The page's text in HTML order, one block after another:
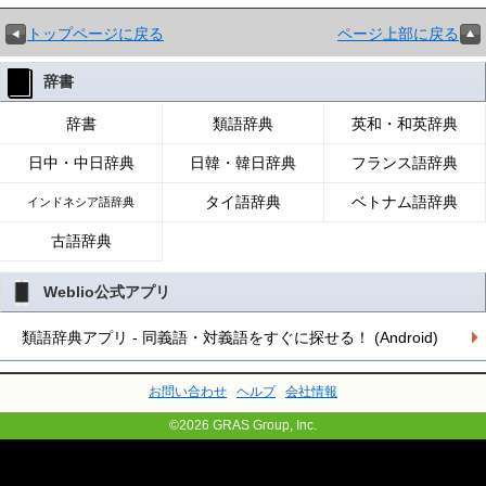
トップページに戻る ページ上部に戻る
辞書
辞書 類語辞典 英和・和英辞典
日中・中日辞典 日韓・韓日辞典 フランス語辞典
インドネシア語辞典 タイ語辞典 ベトナム語辞典
古語辞典
Weblio公式アプリ
類語辞典アプリ - 同義語・対義語をすぐに探せる！ (Android)
お問い合わせ ヘルプ 会社情報
©2026 GRAS Group, Inc.